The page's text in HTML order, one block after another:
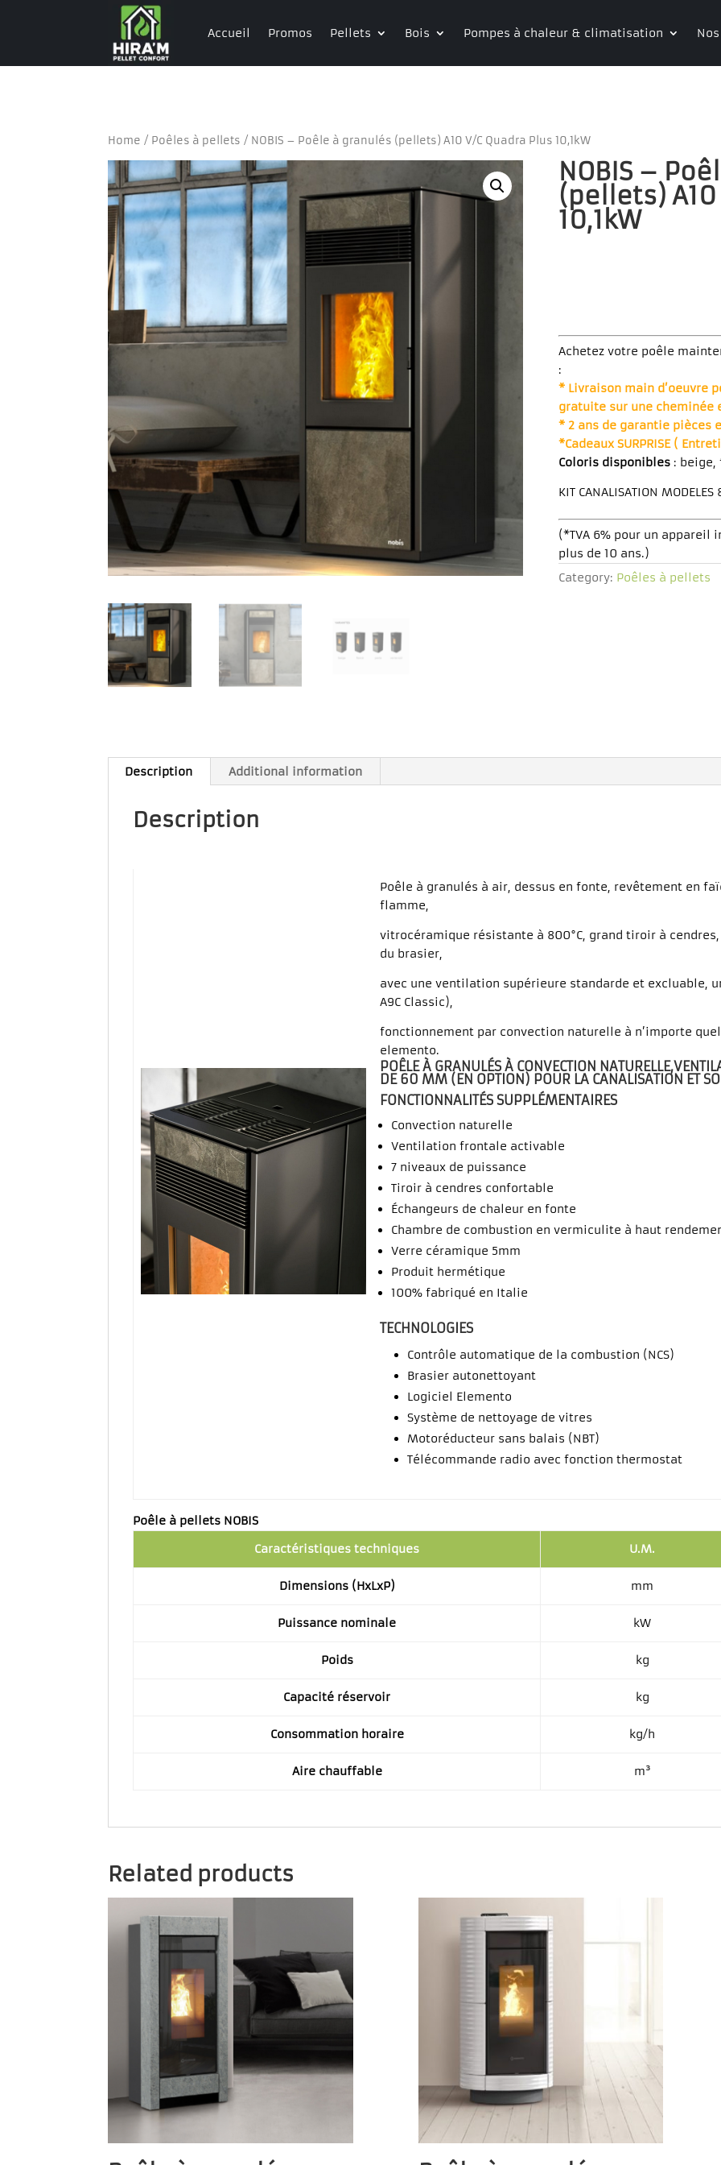
Accueil Promos Pellets Bois Pompes à chaleur & climatisation
Home / Poêles à pellets / NOBIS – Poêle à granulés (pellets) A10 V/C Quadra Plus 10,1kW
NOBIS –
(pellets) A10
10,1kW
Achetez votre poêle
:
* Livraison main d’oeuvre
gratuite sur une cheminée
* 2 ans de garantie pièces
*Cadeaux SURPRISE (
Coloris disponibles: beige,
KIT CANALISATION
(*TVA 6% pour un appareil
plus de 10 ans.)
Category: Poêles à pellets
Description Additional information
Description
Poêle à granulés à air, dessus en fonte, revêtement en
flamme,
vitrocéramique résistante à 800°C, grand tiroir à
du brasier,
avec une ventilation supérieure standarde et excluable,
A9C Classic),
fonctionnement par convection naturelle à n’importe
elemento.
POÊLE À GRANULÉS À CONVECTION
DE 60 MM (EN OPTION) POUR LA CANALISATION ET
FONCTIONNALITÉS SUPPLÉMENTAIRES
Convection naturelle
Ventilation frontale activable
7 niveaux de puissance
Tiroir à cendres confortable
Échangeurs de chaleur en fonte
Chambre de combustion en vermiculite à haut
Verre céramique 5mm
Produit hermétique
100% fabriqué en Italie
TECHNOLOGIES
Contrôle automatique de la combustion (NCS)
Brasier autonettoyant
Logiciel Elemento
Système de nettoyage de vitres
Motoréducteur sans balais (NBT)
Télécommande radio avec fonction thermostat
Poêle à pellets NOBIS
Caractéristiques techniques
U.M.
Dimensions (HxLxP) mm
Puissance nominale kW
Poids kg
Capacité réservoir kg
Consommation horaire kg/h
Aire chauffable m³
Related products